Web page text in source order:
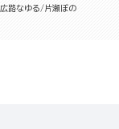
ルすらない凡人、見る人か
広路なゆる 片瀬ぼの